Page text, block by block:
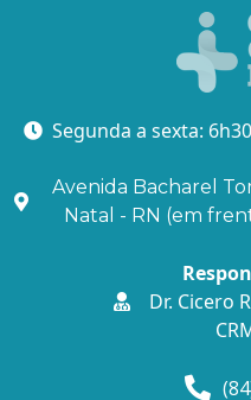
Segunda a sexta:
Avenida Bacharel
Natal - RN (em
Dr. Cicero